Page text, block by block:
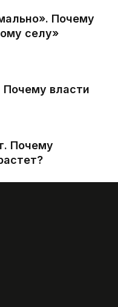
Почему
селу»
Почему власти
Почему